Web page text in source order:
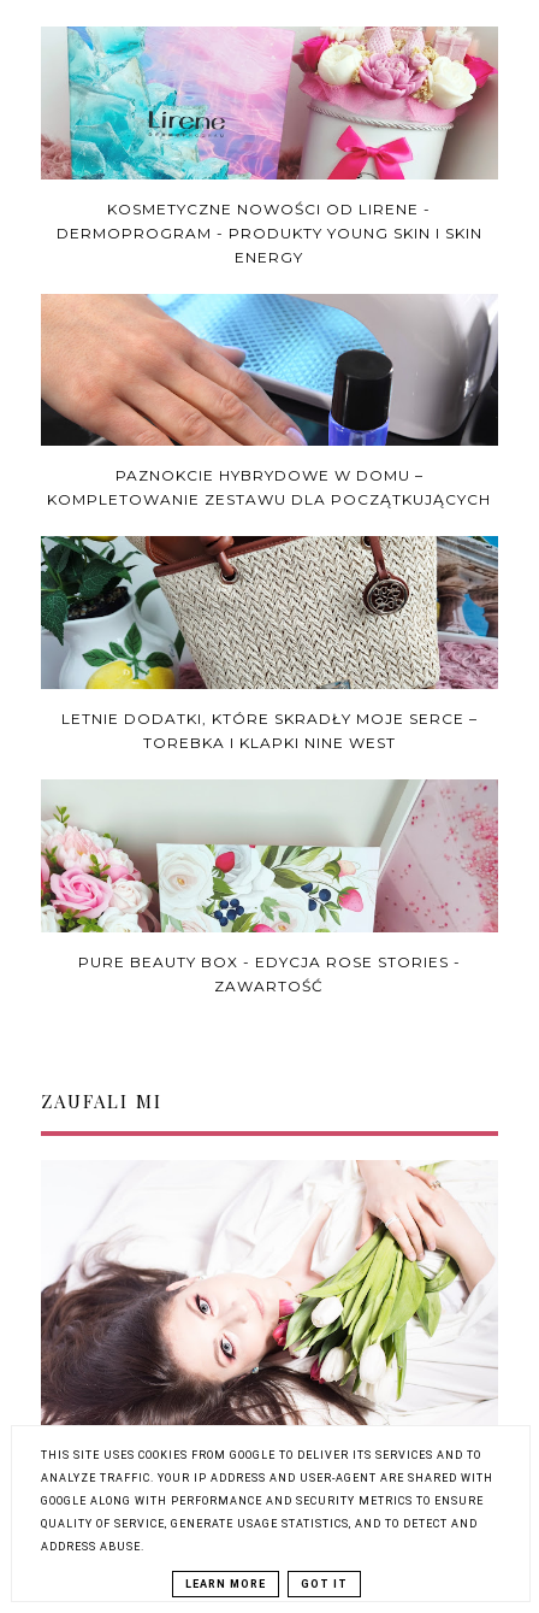
KOSMETYCZNE NOWOŚCI OD LIRENE -
DERMOPROGRAM - PRODUKTY YOUNG SKIN I SKIN
ENERGY
PAZNOKCIE HYBRYDOWE W DOMU –
KOMPLETOWANIE ZESTAWU DLA POCZĄTKUJĄCYCH
LETNIE DODATKI, KTÓRE SKRADŁY MOJE SERCE –
TOREBKA I KLAPKI NINE WEST
PURE BEAUTY BOX - EDYCJA ROSE STORIES -
ZAWARTOŚĆ
ZAUFALI MI
THIS SITE USES COOKIES FROM GOOGLE TO DELIVER ITS SERVICES AND TO
ANALYZE TRAFFIC. YOUR IP ADDRESS AND USER-AGENT ARE SHARED WITH
GOOGLE ALONG WITH PERFORMANCE AND SECURITY METRICS TO ENSURE
QUALITY OF SERVICE, GENERATE USAGE STATISTICS, AND TO DETECT AND
ADDRESS ABUSE.
LEARN MORE GOT IT